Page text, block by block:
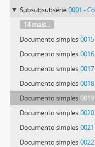
Subsubsubsérie 0001 -
14 mais...
Documento simples 0015 -
Documento simples 0016
Documento simples 0017 -
Documento simples 0018 -
Documento simples 0019 -
Documento simples 0020 -
Documento simples 0021 -
Documento simples 0022 -